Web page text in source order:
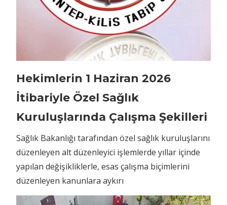
Hekimlerin 1 Haziran 2026
İtibariyle Özel Sağlık
Kuruluşlarında Çalışma Şekilleri
Sağlık Bakanlığı tarafından özel sağlık kuruluşlarını
düzenleyen alt düzenleyici işlemlerde yıllar içinde
yapılan değişikliklerle, esas çalışma biçimlerini
düzenleyen kanunlara aykırı